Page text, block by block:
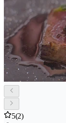
5(2)